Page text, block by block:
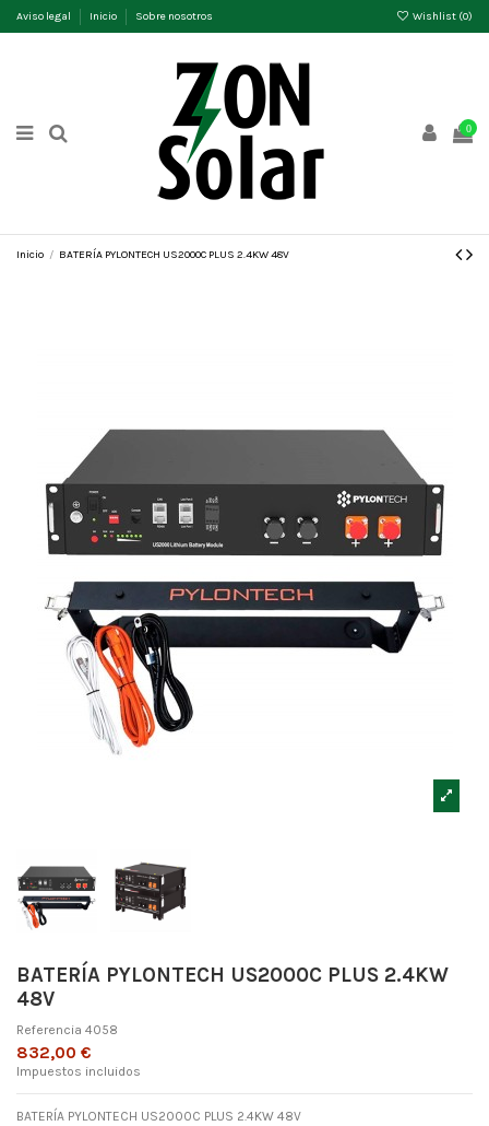
Aviso legal Inicio Sobre nosotros Wishlist (0)
0
Inicio BATERÍA PYLONTECH US2000C PLUS 2.4KW 48V
BATERÍA PYLONTECH US2000C PLUS 2.4KW
48V
Referencia 4058
832,00 €
Impuestos incluidos
BATERÍA PYLONTECH US2000C PLUS 2.4KW 48V